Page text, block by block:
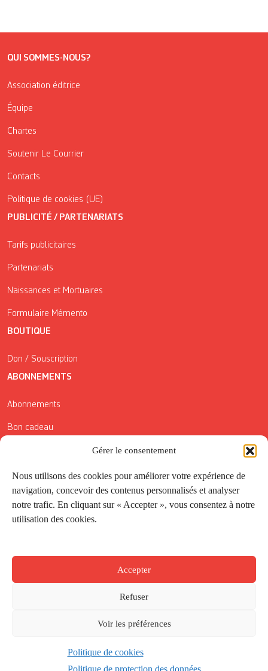
Gérer le consentement
Nous utilisons des cookies pour améliorer votre expérience de
navigation, concevoir des contenus personnalisés et analyser
notre trafic. En cliquant sur « Accepter », vous consentez à notre
utilisation des cookies.
Accepter
Refuser
Voir les préférences
Politique de cookies
Politique de protection des données
QUI SOMMES-NOUS?
Association éditrice
Équipe
Chartes
Soutenir Le Courrier
Contacts
Politique de cookies (UE)
PUBLICITÉ / PARTENARIATS
Tarifs publicitaires
Partenariats
Naissances et Mortuaires
Formulaire Mémento
BOUTIQUE
Don / Souscription
ABONNEMENTS
Abonnements
Bon cadeau
Conditions générales de vente
Réductions de la Carte Côté Courrier
Application